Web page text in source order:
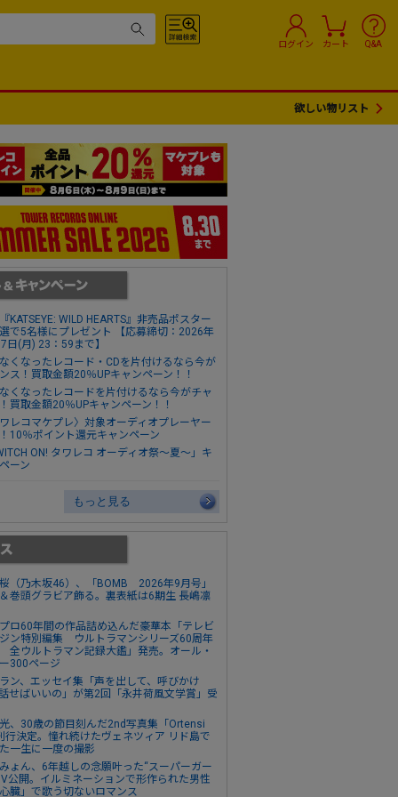
ログイン カート Q&A
欲しい物リスト
KATSEYE: WILD HEARTS』非売品ポスター
で5名様にプレゼント 【応募締切：2026年
日(月) 23：59まで】
くなったレコード・CDを片付けるなら今が
ス！買取金額20％UPキャンペーン！！
くなったレコードを片付けるなら今がチャ
買取金額20％UPキャンペーン！！
ワレコマケプレ〉対象オーディオプレーヤー
10％ポイント還元キャンペーン
ON! タワレコ オーディオ祭～夏～」キ
ーン
もっと見る
（乃木坂46）、「BOMB 2026年9月号」
巻頭グラビア飾る。裏表紙は6期生 長嶋凛
ロ60年間の作品詰め込んだ豪華本「テレビ
ン特別編集 ウルトラマンシリーズ60周年
全ウルトラマン記録大鑑」発売。オール・
300ページ
ン、エッセイ集「声を出して、呼びかけ
せばいいの」が第2回「永井荷風文学賞」受
、30歳の節目刻んだ2nd写真集「Ortensi
行決定。憧れ続けたヴェネツィア リド島で
一生に一度の撮影
ょん、6年越しの念願叶った“スーパーガー
公開。イルミネーションで形作られた男性
臓」で歌う切ないロマンス